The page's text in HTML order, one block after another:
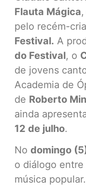
Flauta Mágica
pelo recém-
Festival. A
do Festival, o
de jovens
Academia de
de Roberto
ainda
12 de julho.
No domingo
o diálogo
música